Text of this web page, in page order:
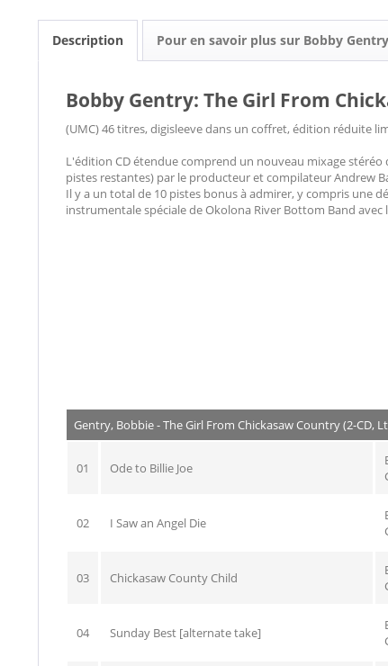
Description Pour en savoir plus sur Bobby Gentry
Bobby Gentry: The Girl From
(UMC) 46 titres, digisleeve dans un coffret, édition réduite
L'édition CD étendue comprend un nouveau mixage
pistes restantes) par le producteur et compilateur Andrew
Il y a un total de 10 pistes bonus à admirer, y compris une
instrumentale spéciale de Okolona River Bottom Band avec
Gentry, Bobbie - The Girl From Chickasaw Country (2-CD,
01 Ode to Billie Joe
02 I Saw an Angel Die
03 Chickasaw County Child
04 Sunday Best [alternate take]